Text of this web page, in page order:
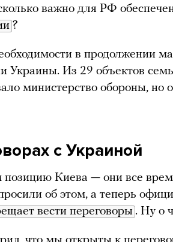
важно для РФ
?
в продолжении
Украины. Из 29 объектов
министерство обороны, но
с Украиной
Киева — они все
об этом, а теперь
вести переговоры . Ну о